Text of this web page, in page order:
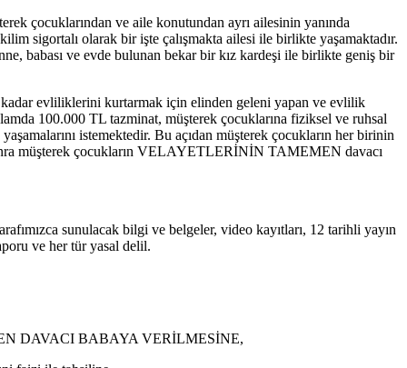
çocuklarından ve aile konutundan ayrı ailesinin yanında
sigortalı olarak bir işte çalışmakta ailesi ile birlikte yaşamaktadır.
babası ve evde bulunan bekar bir kız kardeşi ile birlikte geniş bir
kadar evliliklerini kurtarmak için elinden geleni yapan ve evlilik
100.000 TL tazminat, müşterek çocuklarına fiziksel ve ruhsal
istemektedir. Bu açıdan müşterek çocukların her birinin
müşterek çocukların VELAYETLERİNİN TAMEMEN davacı
sunulacak bilgi ve belgeler, video kayıtları, 12 tarihli yayın
ve her tür yasal delil.
DAVACI BABAYA VERİLMESİNE,